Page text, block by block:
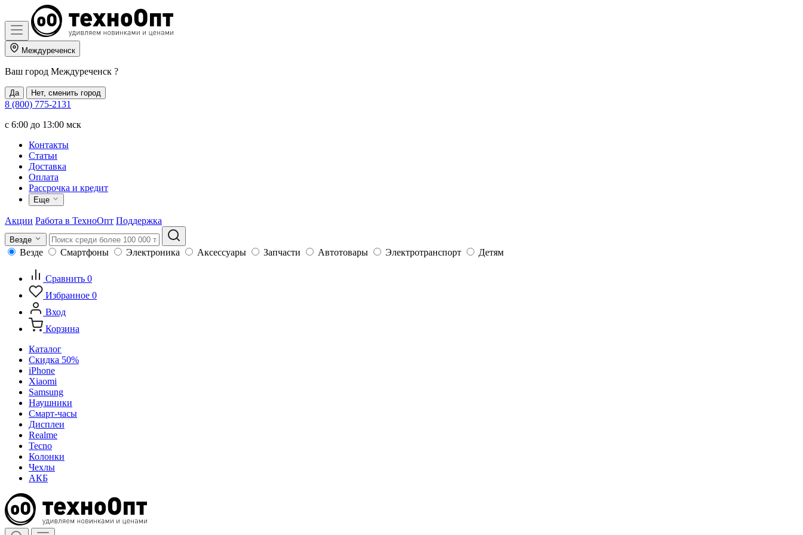
Междуреченск
Ваш город Междуреченск ?
Да Нет, сменить город
8 (800) 775-2131
c 6:00 до 13:00 мск
Контакты
Статьи
Доставка
Оплата
Рассрочка и кредит
Еще
Акции Работа в ТехноОпт Поддержка
Везде
Везде Смартфоны Электроника Аксессуары Запчасти Автотовары Электротранспорт Детям
Сравнить 0
Избранное 0
Вход
Корзина
Каталог
Скидка 50%
iPhone
Xiaomi
Samsung
Наушники
Смарт-часы
Дисплеи
Realme
Tecno
Колонки
Чехлы
АКБ